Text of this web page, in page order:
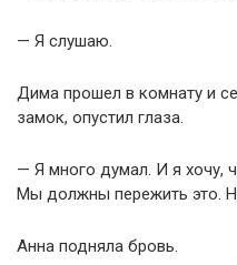
— Я слушаю.
Дима прошел в комнату и
замок, опустил глаза.
— Я много думал. И я хочу,
Мы должны пережить это.
Анна подняла бровь.